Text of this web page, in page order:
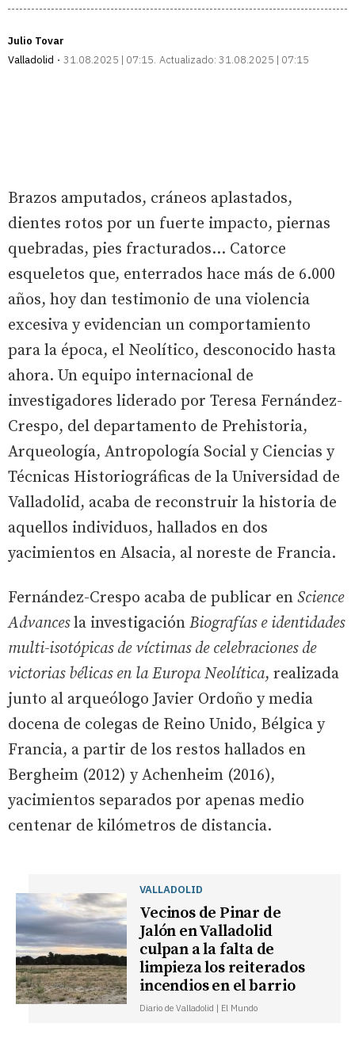
Julio Tovar
Valladolid
31.08.2025 | 07:15 Actualizado: 31.08.2025 | 07:15
Brazos amputados, cráneos aplastados,
dientes rotos por un fuerte impacto, piernas
quebradas, pies fracturados... Catorce
esqueletos que, enterrados hace más de 6.000
años, hoy dan testimonio de una violencia
excesiva y evidencian un comportamiento
para la época, el Neolítico, desconocido hasta
ahora. Un equipo internacional de
investigadores liderado por Teresa Fernández-
Crespo, del departamento de Prehistoria,
Arqueología, Antropología Social y Ciencias y
Técnicas Historiográficas de la Universidad de
Valladolid, acaba de reconstruir la historia de
aquellos individuos, hallados en dos
yacimientos en Alsacia, al noreste de Francia.
Fernández-Crespo acaba de publicar en Science
Advancesla investigación Biografías e identidades
multi-isotópicas de víctimas de celebraciones de
victorias bélicas en la Europa Neolítica, realizada
junto al arqueólogo Javier Ordoño y media
docena de colegas de Reino Unido, Bélgica y
Francia, a partir de los restos hallados en
Bergheim (2012) y Achenheim (2016),
yacimientos separados por apenas medio
centenar de kilómetros de distancia.
VALLADOLID
Vecinos de Pinar de
Jalón en Valladolid
culpan a la falta de
limpieza los reiterados
incendios en el barrio
Diario de Valladolid | El Mundo